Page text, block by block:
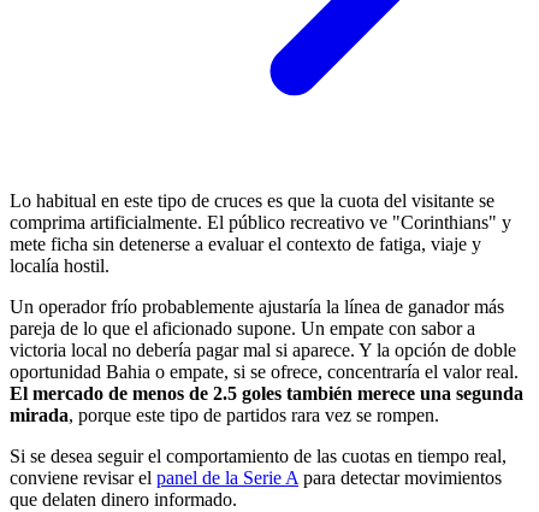
Lo habitual en este tipo de cruces es que la cuota del visitante se
comprima artificialmente. El público recreativo ve "Corinthians" y
mete ficha sin detenerse a evaluar el contexto de fatiga, viaje y
localía hostil.
Un operador frío probablemente ajustaría la línea de ganador más
pareja de lo que el aficionado supone. Un empate con sabor a
victoria local no debería pagar mal si aparece. Y la opción de doble
oportunidad Bahia o empate, si se ofrece, concentraría el valor real.
El mercado de menos de 2.5 goles también merece una segunda
mirada, porque este tipo de partidos rara vez se rompen.
Si se desea seguir el comportamiento de las cuotas en tiempo real,
conviene revisar el panel de la Serie A para detectar movimientos
que delaten dinero informado.